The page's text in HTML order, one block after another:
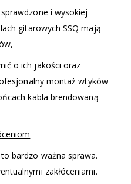
i wysokiej
gitarowych SSQ mają
o ich jakości oraz
montaż wtyków
kabla brendowaną
bardzo ważna sprawa.
zakłóceniami.